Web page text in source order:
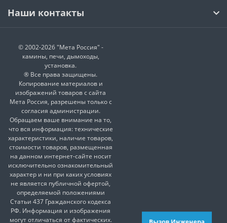
Наши контакты
© 2002-2026 "Мета Россия" -
камины, печи, дымоходы,
установка.
® Все права защищены.
Копирование материалов и
изображений товаров с сайта
Мета Россия, разрешены только с
согласия администрации.
Обращаем ваше внимание на то,
что вся информация: технические
характеристики, наличие товаров,
стоимости товаров, размещенная
на данном интернет-сайте носит
исключительно ознакомительный
характер и ни при каких условиях
не является публичной офертой,
определяемой положениями
Статьи 437 Гражданского кодекса
РФ. Информация и изображения
могут отличаться от фактических.